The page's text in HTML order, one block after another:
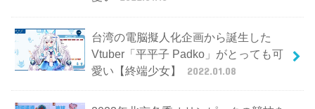
台湾の電脳擬人化企画から誕生した
Vtuber「平平子 Padko」がとっても可
愛い【終端少女】
2022.01.08